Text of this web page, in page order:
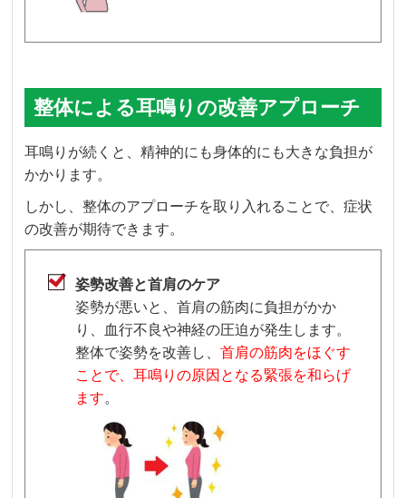
整体による耳鳴りの改善アプローチ
耳鳴りが続くと、精神的にも身体的にも大きな負担が
かかります。
しかし、整体のアプローチを取り入れることで、症状
の改善が期待できます。
姿勢改善と首肩のケア
姿勢が悪いと、首肩の筋肉に負担がかか
り、血行不良や神経の圧迫が発生します。
整体で姿勢を改善し、首肩の筋肉をほぐす
ことで、耳鳴りの原因となる緊張を和らげ
ます。